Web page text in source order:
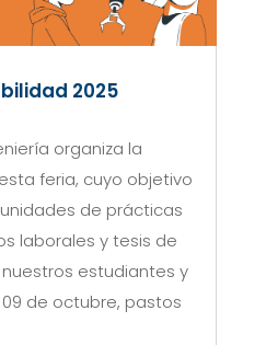
2025
organiza la
feria, cuyo objetivo
de prácticas
laborales y tesis de
estudiantes y
de octubre, pastos